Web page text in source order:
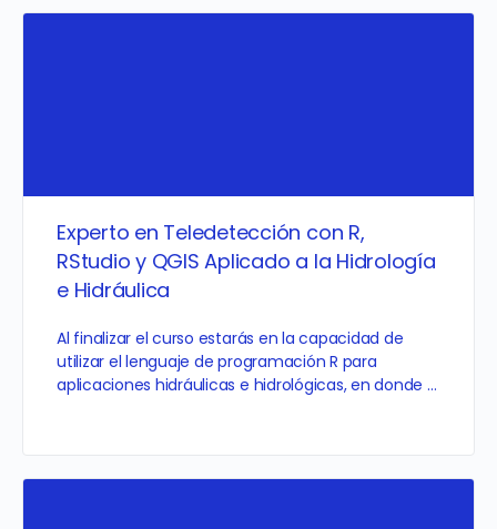
Experto en Teledetección con R,
RStudio y QGIS Aplicado a la Hidrología
e Hidráulica
Al finalizar el curso estarás en la capacidad de
utilizar el lenguaje de programación R para
aplicaciones hidráulicas e hidrológicas, en donde …